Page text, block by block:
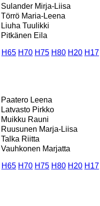
Sulander Mirja-Liisa
Törrö Maria-Leena
Liuha Tuulikki
Pitkänen Eila
H65 H70 H75 H80 H20 H17
Paatero Leena
Latvasto Pirkko
Muikku Rauni
Ruusunen Marja-Liisa
Talka Riitta
Vauhkonen Marjatta
H65 H70 H75 H80 H20 H17